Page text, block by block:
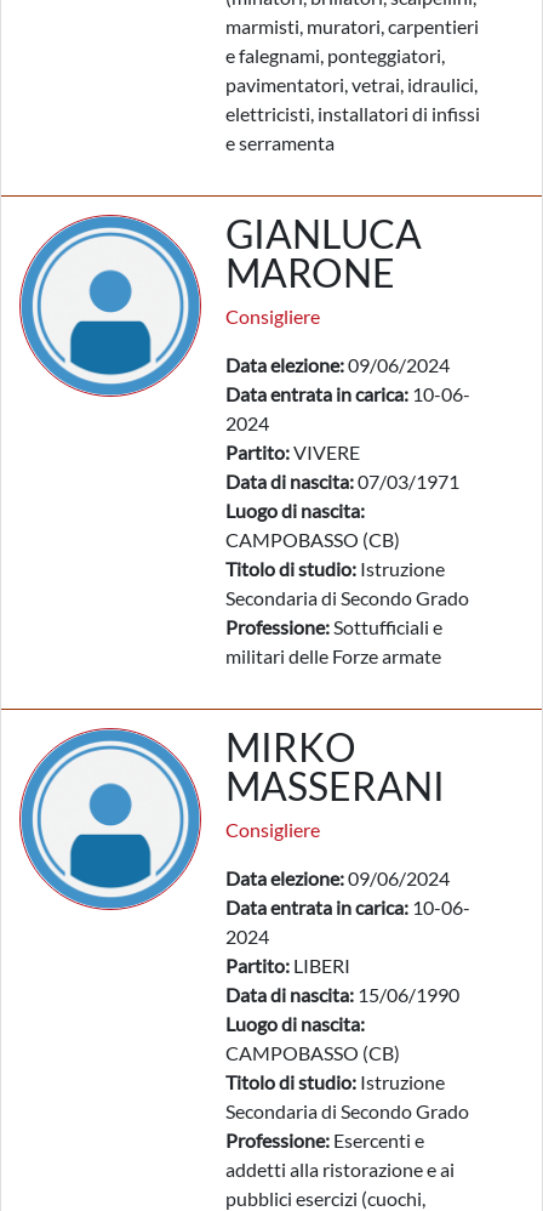
marmisti, muratori, carpentieri
e falegnami, ponteggiatori,
pavimentatori, vetrai, idraulici,
elettricisti, installatori di infissi
e serramenta
GIANLUCA
MARONE
Consigliere
Data elezione:09/06/2024
Data entrata in carica: 10-06-
2024
Partito:VIVERE
Data di nascita:07/03/1971
Luogo di nascita:
CAMPOBASSO (CB)
Titolo di studio: Istruzione
Secondaria di Secondo Grado
Professione:Sottufficiali e
militari delle Forze armate
MIRKO
MASSERANI
Consigliere
Data elezione:09/06/2024
Data entrata in carica: 10-06-
2024
Partito: LIBERI
Data di nascita: 15/06/1990
Luogo di nascita:
CAMPOBASSO (CB)
Titolo di studio: Istruzione
Secondaria di Secondo Grado
Professione: Esercenti e
addetti alla ristorazione e ai
pubblici esercizi (cuochi,